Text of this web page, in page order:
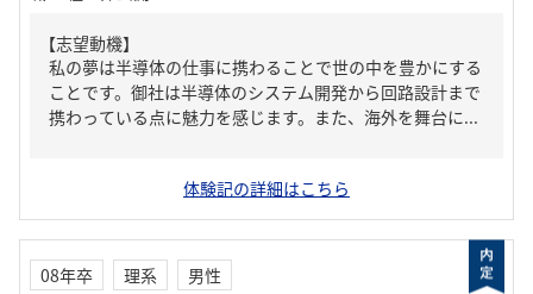
【志望動機】
私の夢は半導体の仕事に携わることで世の中を豊かにする
ことです。御社は半導体のシステム開発から回路設計まで
携わっている点に魅力を感じます。また、海外を舞台に...
体験記の詳細はこちら
08年卒 理系
男性